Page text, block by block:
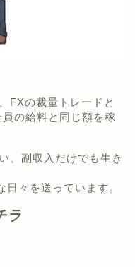
FXの裁量トレードと
の給料と同じ額を稼
、副収入だけでも生き
日々を送っています。
ラ